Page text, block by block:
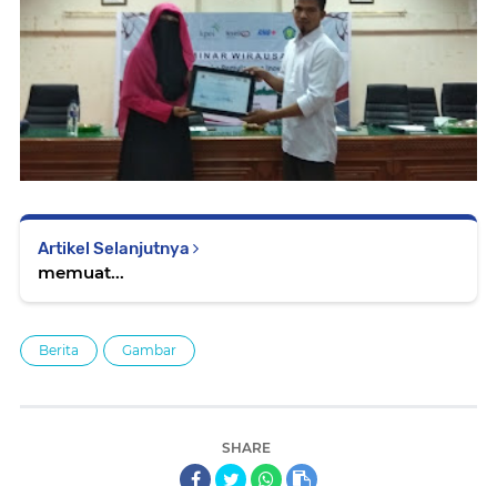
Artikel Selanjutnya
memuat...
Berita Gambar
SHARE